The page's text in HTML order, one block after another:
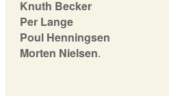
Knuth Becker
Per Lange
Poul Henningsen
Morten Nielsen.